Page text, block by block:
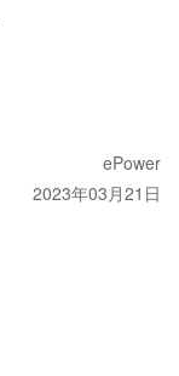
ePower
2023年03月21日